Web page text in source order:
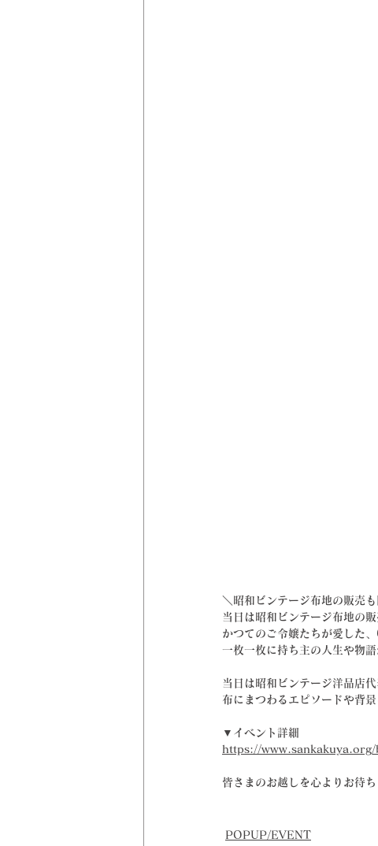
＼昭和ビンテージ布地の販売
当日は昭和ビンテージ布地の販
かつてのご令嬢たちが愛した
一枚一枚に持ち主の人生や物
当日は昭和ビンテージ洋品店
布にまつわるエピソードや背
▼イベント詳細
https://
皆さまのお越しを心よりお待ち
POPUP/EVENT